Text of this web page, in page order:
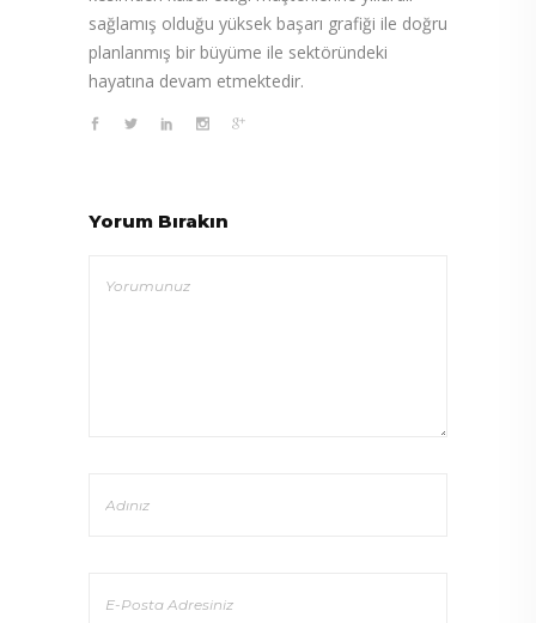
sağlamış olduğu yüksek başarı grafiği ile doğru
planlanmış bir büyüme ile sektöründeki
hayatına devam etmektedir.
Yorum Bırakın